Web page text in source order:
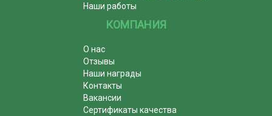
Наши работы
КОМПАНИЯ
О нас
Отзывы
Наши награды
Контакты
Вакансии
Сертификаты качества